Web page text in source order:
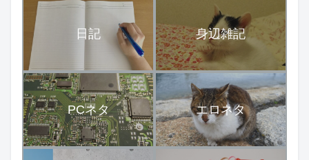
日記 身辺雑記
PCネタ エロネタ